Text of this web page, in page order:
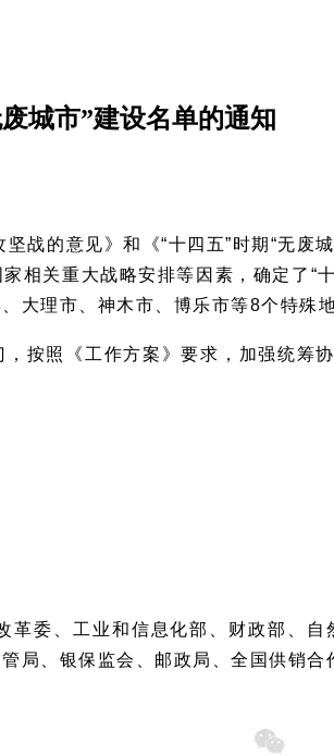
城市”建设名单的通知
的意见》和《“十四五”时期“无废
相关重大战略安排等因素，确定了“
大理市、神木市、博乐市等8个特殊
照《工作方案》要求，加强统筹
委、工业和信息化部、财政部、
局、银保监会、邮政局、全国供销